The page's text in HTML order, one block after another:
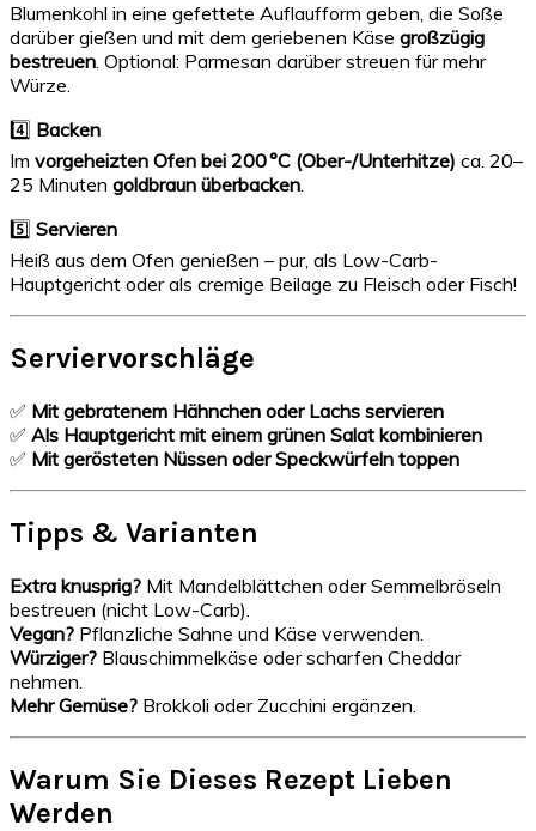
Blumenkohl in eine gefettete Auflaufform geben, die Soße
darüber gießen und mit dem geriebenen Käse großzügig
bestreuen. Optional: Parmesan darüber streuen für mehr
Würze.
4️⃣ Backen
Im vorgeheizten Ofen bei 200 °C (Ober-/Unterhitze) ca. 20–
25 Minuten goldbraun überbacken.
5️⃣ Servieren
Heiß aus dem Ofen genießen – pur, als Low-Carb-
Hauptgericht oder als cremige Beilage zu Fleisch oder Fisch!
Serviervorschläge
✅ Mit gebratenem Hähnchen oder Lachs servieren
✅ Als Hauptgericht mit einem grünen Salat kombinieren
✅ Mit gerösteten Nüssen oder Speckwürfeln toppen
Tipps & Varianten
Extra knusprig? Mit Mandelblättchen oder Semmelbröseln
bestreuen (nicht Low-Carb).
Vegan? Pflanzliche Sahne und Käse verwenden.
Würziger? Blauschimmelkäse oder scharfen Cheddar
nehmen.
Mehr Gemüse? Brokkoli oder Zucchini ergänzen.
Warum Sie Dieses Rezept Lieben
Werden